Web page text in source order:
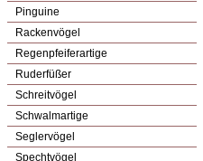
Pinguine
Rackenvögel
Regenpfeiferartige
Ruderfüßer
Schreitvögel
Schwalmartige
Seglervögel
Spechtvögel